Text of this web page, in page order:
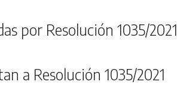
por Resolución 1035/2021
a Resolución 1035/2021